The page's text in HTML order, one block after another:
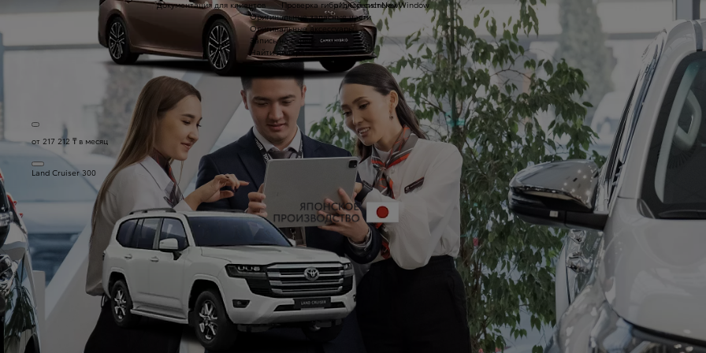
от 217 212 ₸ в месяц
Land Cruiser 300
Документация для клиентов
a11yOpensInNewWindow
Проверка гибридной системы
Оригинальные запасные части
Оригинальные аксессуары
Запись на сервис
Найти дилера